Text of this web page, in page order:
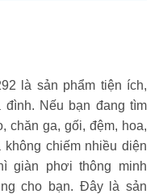
là sản phẩm tiện ích,
Nếu bạn đang tìm
chăn ga, gối, đệm, hoa,
chiếm nhiều diện
giàn phơi thông minh
cho bạn. Đây là sản